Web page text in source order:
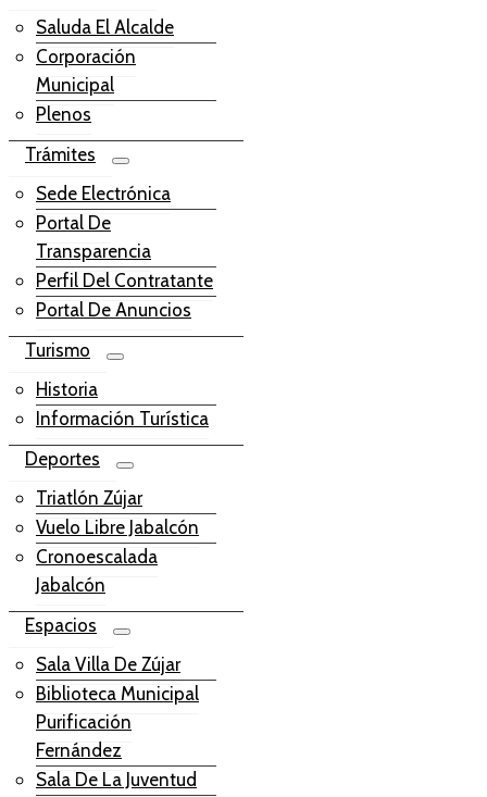
Saluda El Alcalde
Corporación
Municipal
Plenos
Trámites
Sede Electrónica
Portal De
Transparencia
Perfil Del Contratante
Portal De Anuncios
Turismo
Historia
Información Turística
Deportes
Triatlón Zújar
Vuelo Libre Jabalcón
Cronoescalada
Jabalcón
Espacios
Sala Villa De Zújar
Biblioteca Municipal
Purificación
Fernández
Sala De La Juventud